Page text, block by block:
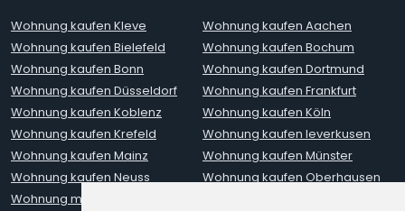
Wohnung kaufen Kleve
Wohnung kaufen Aachen
Wohnung kaufen Bielefeld
Wohnung kaufen Bochum
Wohnung kaufen Bonn
Wohnung kaufen Dortmund
Wohnung kaufen Düsseldorf
Wohnung kaufen Frankfurt
Wohnung kaufen Koblenz
Wohnung kaufen Köln
Wohnung kaufen Krefeld
Wohnung kaufen leverkusen
Wohnung kaufen Mainz
Wohnung kaufen Münster
Wohnung kaufen Neuss
Wohnung kaufen Oberhausen
Wohnung mieten Aachen